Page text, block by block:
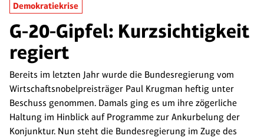
Demokratiekrise
G-20-Gipfel: Kurzsichtigkeit
regiert
Bereits im letzten Jahr wurde die Bundesregierung vom
Wirtschaftsnobelpreisträger Paul Krugman heftig unter
Beschuss genommen. Damals ging es um ihre zögerliche
Haltung im Hinblick auf Programme zur Ankurbelung der
Konjunktur. Nun steht die Bundesregierung im Zuge des